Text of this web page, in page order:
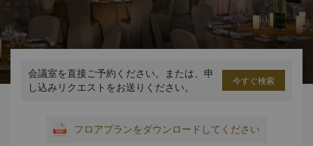
会議室を直接ご予約ください。または、申
し込みリクエストをお送りください。
今すぐ検索
フロアプランをダウンロードしてください